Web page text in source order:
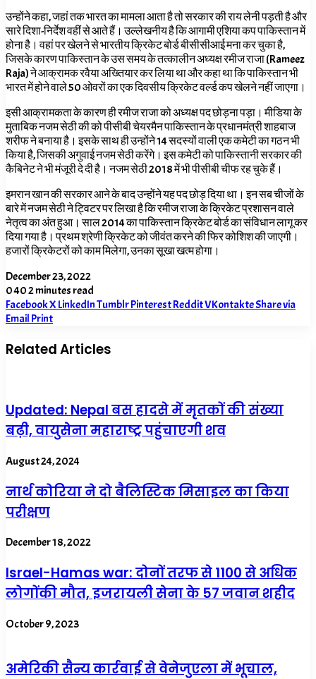
उन्होंने कहा, जहां तक भारत का मामला आता है तो सरकार की राय लेनी पड़ती है और
सारे दिशा-निर्देश वहीं से आते हैं। उल्लेखनीय है कि आगामी एशिया कप पाकिस्तान में
होना है। वहां पर खेलने से भारतीय क्रिकेट बोर्ड बीसीसीआई मना कर चुका है,
जिसके कारण पाकिस्तान के उस समय के तत्कालीन अध्यक्ष रमीज राजा (Rameez
Raja)ने आक्रामक रवैया अख्तियार कर लिया था और कहा था कि पाकिस्तान भी
भारत में होने वाले 50 ओवरों का एक दिवसीय क्रिकेट वर्ल्ड कप खेलने नहीं जाएगा।
इसी आक्रामकता के कारण ही रमीज राजा को अध्यक्ष पद छोड़ना पड़ा। मीडिया के
मुताबिक नजम सेठी की को पीसीबी चेयरमैन पाकिस्तान के प्रधानमंत्री शाहबाज
शरीफ ने बनाया है। इसके साथ ही उन्होंने 14 सदस्यों वाली एक कमेटी का गठन भी
किया है, जिसकी अगुवाई नजम सेठी करेंगे। इस कमेटी को पाकिस्तानी सरकार की
कैबिनेट ने भी मंजूरी दे दी है। नजम सेठी 2018 में भी पीसीबी चीफ रह चुके हैं।
इमरान खान की सरकार आने के बाद उन्होंने यह पद छोड़ दिया था। इन सब चीजों के
बारे में नजम सेठी ने ट्विटर पर लिखा है कि रमीज राजा के क्रिकेट प्रशासन वाले
नेतृत्व का अंत हुआ। साल 2014 का पाकिस्तान क्रिकेट बोर्ड का संविधान लागू कर
दिया गया है। प्रथम श्रेणी क्रिकेट को जीवंत करने की फिर कोशिश की जाएगी।
हजारों क्रिकेटरों को काम मिलेगा, उनकासूखाखत्महोगा।
December 23, 2022
0402 minutes read
FacebookXLinkedInTumblrPinterestRedditVKontakteShare via
Email Print
Related Articles
Updated: Nepal बस हादसे में मृतकों की संख्या
बढ़ी, वायुसेना महाराष्ट्र पहुंचाएगी शव
August 24, 2024
नार्थ कोरिया ने दो बैलिस्टिक मिसाइल का किया
परीक्षण
December 18, 2022
Israel-Hamas war: दोनों तरफ से 1100 से अधिक
लोगोंकी मौत, इजरायली सेना के 57 जवान शहीद
October 9, 2023
अमेरिकी सैन्य कार्रवाई से वेनेजुएला में भूचाल,